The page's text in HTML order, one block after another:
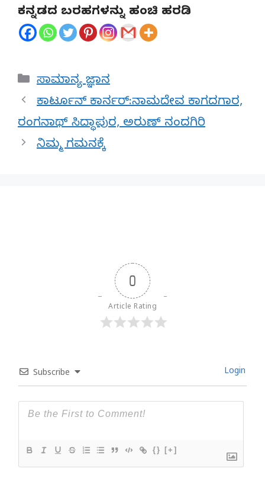
ಕನ್ನಡದ ಬರಹಗಳನ್ನು ಹಂಚಿ ಹರಡಿ
Categories
ಸಾಮಾನ್ಯ ಜ್ಞಾನ
ಕಾರ್ಟೂನ್ ಕಾರ್ನರ್:ನಾಮದೇವ ಕಾಗದಗಾರ,
ರಂಗನಾಥ್ ಸಿದ್ಧಾಪುರ, ಅರುಣ್ ನಂದಗಿರಿ
ನಿಮ್ಮ ಗಮನಕ್ಕೆ
0
Article Rating
Subscribe Login
{} [+]